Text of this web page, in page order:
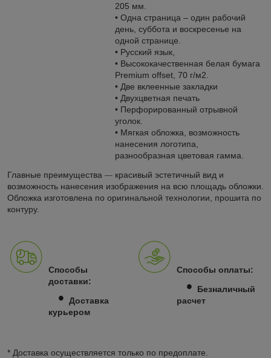
205 мм.
• Одна страница – один рабочий
день, суббота и воскресенье на
одной странице.
• Русский язык,
• Высококачественная белая бумага
Premium offset, 70 г/м2.
• Две вклеенные закладки
• Двухцветная печать
• Перфорированный отрывной
уголок.
• Мягкая обложка, возможность
нанесения логотипа,
разнообразная цветовая гамма.
Главные преимущества — красивый эстетичный вид и
возможность нанесения изображения на всю площадь обложки.
Обложка изготовлена по оригинальной технологии, прошита по
контуру.
Способы
доставки:
• Доставка
курьером
Способы оплаты:
•
Безналичный
расчет
* Доставка осуществляется только по предоплате.